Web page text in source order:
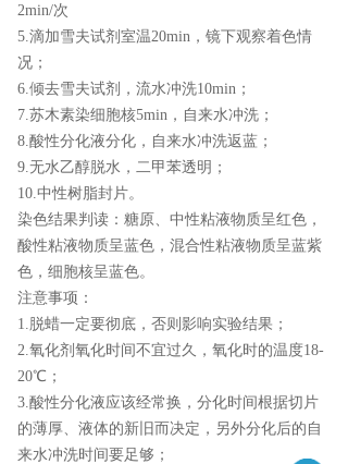
2min/次
5.滴加雪夫试剂室温20min，镜下观察着色情
况；
6.倾去雪夫试剂，流水冲洗10min；
7.苏木素染细胞核5min，自来水冲洗；
8.酸性分化液分化，自来水冲洗返蓝；
9.无水乙醇脱水，二甲苯透明；
10.中性树脂封片。
染色结果判读：糖原、中性粘液物质呈红色，
酸性粘液物质呈蓝色，混合性粘液物质呈蓝紫
色，细胞核呈蓝色。
注意事项：
1.脱蜡一定要彻底，否则影响实验结果；
2.氧化剂氧化时间不宜过久，氧化时的温度18-
20℃；
3.酸性分化液应该经常换，分化时间根据切片
的薄厚、液体的新旧而决定，另外分化后的自
来水冲洗时间要足够；